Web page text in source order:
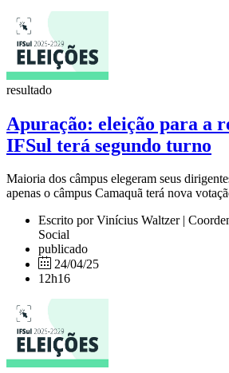
resultado
Apuração: eleição para a
IFSul terá segundo turno
Maioria dos câmpus elegeram seus
apenas o câmpus Camaquã terá nova
Escrito por Vinícius Waltzer |
Social
publicado
24/04/25
12h16